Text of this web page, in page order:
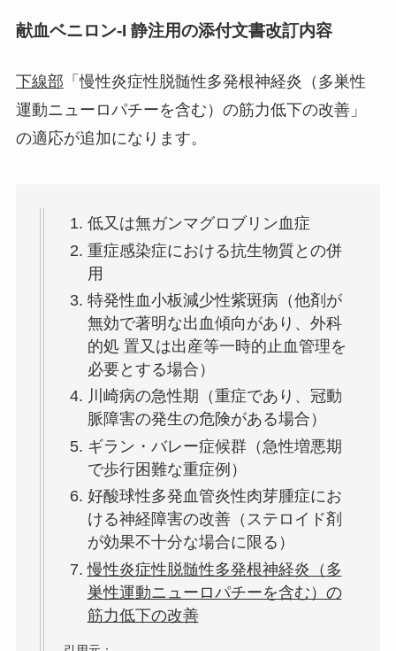
献血ベニロン-I 静注用の添付文書改訂内容
下線部 「慢性炎症性脱髄性多発根神経炎（多巣性
運動ニューロパチーを含む）の筋力低下の改善」
の適応が追加になります。
低又は無ガンマグロブリン血症
重症感染症における抗生物質との併
用
特発性血小板減少性紫斑病（他剤が
無効で著明な出血傾向があり、外科
的処 置又は出産等一時的止血管理を
必要とする場合）
川崎病の急性期（重症であり、冠動
脈障害の発生の危険がある場合）
ギラン・バレー症候群（急性増悪期
で歩行困難な重症例）
好酸球性多発血管炎性肉芽腫症にお
ける神経障害の改善（ステロイド剤
が効果不十分な場合に限る）
慢性炎症性脱髄性多発根神経炎（多
巣性運動ニューロパチーを含む）の
筋力低下の改善